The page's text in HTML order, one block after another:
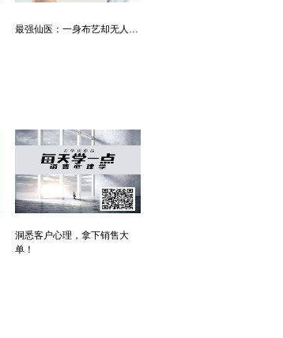
最强仙医：一身布艺却无人不识
洞悉客户心理，拿下销售大
单！